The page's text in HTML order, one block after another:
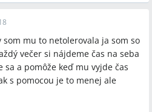
mu to netolerovala ja som so
večer si nájdeme čas na seba
a pomôže keď mu vyjde čas
s pomocou je to menej ale